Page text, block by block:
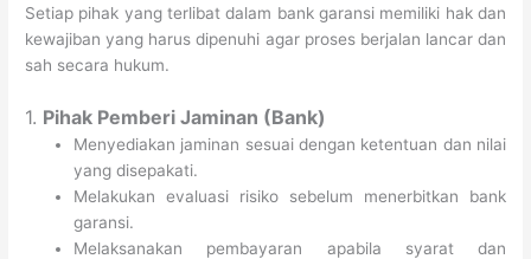
Setiap pihak yang terlibat dalam bank garansi memiliki hak dan
kewajiban yang harus dipenuhi agar proses berjalan lancar dan
sah secara hukum.
1. Pihak Pemberi Jaminan (Bank)
Menyediakan jaminan sesuai dengan ketentuan dan nilai
yang disepakati.
Melakukan evaluasi risiko sebelum menerbitkan bank
garansi.
Melaksanakan pembayaran apabila syarat dan